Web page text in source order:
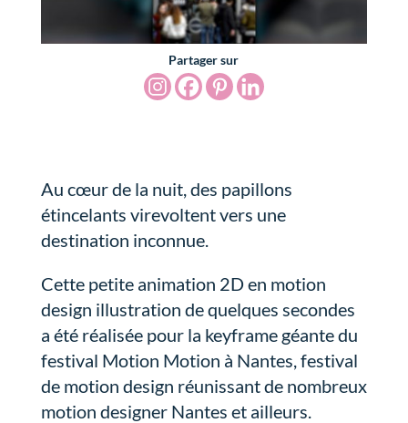
Partager sur
Au cœur de la nuit, des papillons
étincelants virevoltent vers une
destination inconnue.
Cette petite animation 2D en motion
design illustration de quelques secondes
a été réalisée pour la keyframe géante du
festival Motion Motion à Nantes, festival
de motion design réunissant de nombreux
motion designer Nantes et ailleurs.